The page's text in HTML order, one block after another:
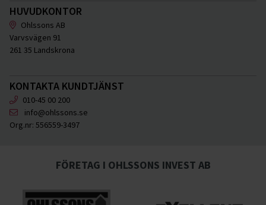
HUVUDKONTOR
Ohlssons AB
Varvsvägen 91
261 35 Landskrona
KONTAKTA KUNDTJÄNST
010-45 00 200
info@ohlssons.se
Org.nr: 556559-3497
FÖRETAG I OHLSSONS INVEST AB